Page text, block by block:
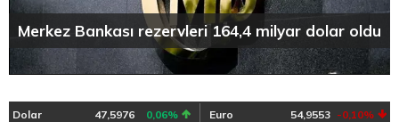
Merkez Bankası rezervleri 164,4 milyar dolar oldu
Dolar 47,5976 0,06% Euro 54,9553 -0,10%